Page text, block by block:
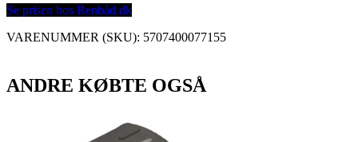
Se prisen hos Renbåd.dk
VARENUMMER (SKU): 5707400077155
ANDRE KØBTE OGSÅ